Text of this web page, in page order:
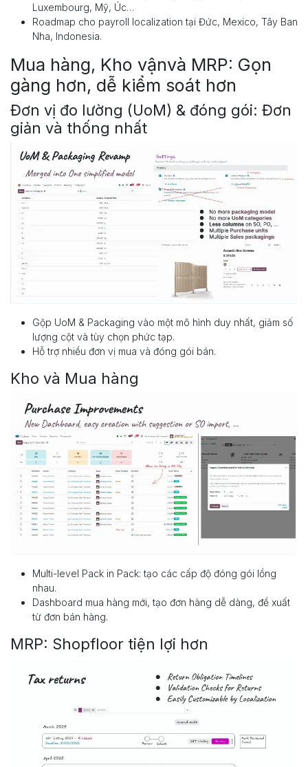
Luxembourg, Mỹ, Úc…
Roadmap cho payroll localization tại Đức, Mexico, Tây Ban
Nha, Indonesia.
Mua hàng, Kho vậnvà MRP: Gọn
gàng hơn, dễ kiểm soát hơn
Đơn vị đo lường (UoM) & đóng gói: Đơn
giản và thống nhất
Gộp UoM & Packaging vào một mô hình duy nhất, giảm số
lượng cột và tùy chọn phức tạp.
Hỗ trợ nhiều đơn vị mua và đóng gói bán.
Kho và Mua hàng
Multi-level Pack in Pack: tạo các cấp độ đóng gói lồng
nhau.
Dashboard mua hàng mới, tạo đơn hàng dễ dàng, đề xuất
từ đơn bán hàng.
MRP: Shopfloor tiện lợi hơn